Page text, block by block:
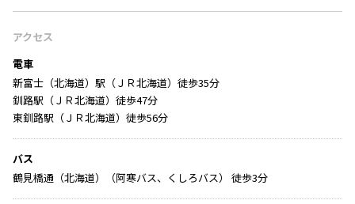
アクセス
電車
新富士（北海道）駅（ＪＲ北海道）徒歩35分
釧路駅（ＪＲ北海道）徒歩47分
東釧路駅（ＪＲ北海道）徒歩56分
バス
鶴見橋通（北海道）（阿寒バス、くしろバス） 徒歩3分